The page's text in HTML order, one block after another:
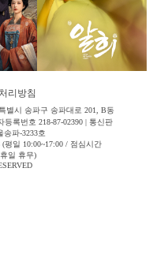
리방침
별시 송파구 송파대로 201, B동
록번호 218-87-02390 | 통신판
송파-3233호
(평일 10:00~17:00 / 점심시간
일 휴무)